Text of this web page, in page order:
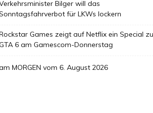
Bilger will das
für LKWs lockern
Games zeigt auf Netflix ein Special zu
6 am Gamescom-Donnerstag
MORGEN vom 6. August 2026